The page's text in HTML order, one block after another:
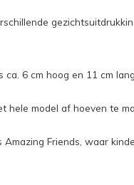
6 cm hoog en 11 cm lang
model af hoeven te
Friends, waar